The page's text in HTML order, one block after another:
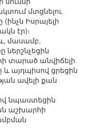
մտցնելու
Իսրայելի
էր)։
մասամբ,
ներշնչեցին
տարած անվիճելի
այդպիսով ցրեցին
ավելի քան
նպաստեցին
աշխարհի